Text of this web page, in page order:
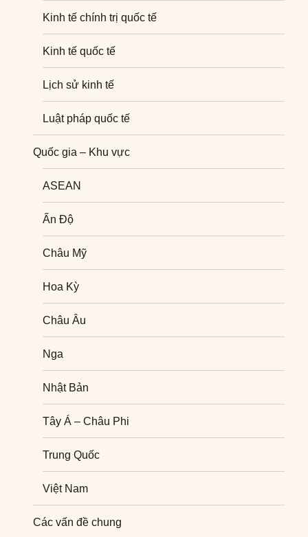
Nghiên cứu quốc tế
Kinh tế chính trị quốc tế
Kinh tế quốc tế
Lịch sử kinh tế
Luật pháp quốc tế
Quốc gia – Khu vực
ASEAN
Ấn Độ
Châu Mỹ
Hoa Kỳ
Châu Âu
Nga
Nhật Bản
Tây Á – Châu Phi
Trung Quốc
Việt Nam
Các vấn đề chung